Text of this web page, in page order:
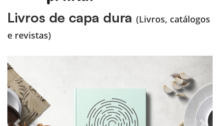
Livros de capa dura (Livros, catálogos
e revistas)